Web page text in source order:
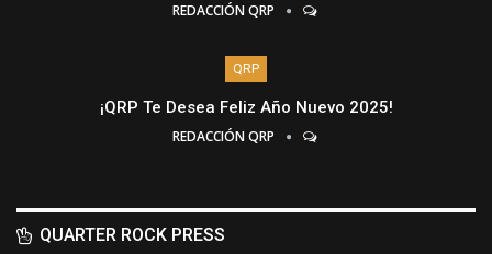
REDACCIÓN QRP
QRP
¡QRP Te Desea Feliz Año Nuevo 2025!
REDACCIÓN QRP
QUARTER ROCK PRESS